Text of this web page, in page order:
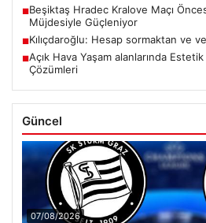
■Beşiktaş Hradec Kralove Maçı
Müjdesiyle Güçleniyor
■Kılıçdaroğlu: Hesap sormaktan ve
■Açık Hava Yaşam alanlarında
Çözümleri
Güncel
07/08/2026